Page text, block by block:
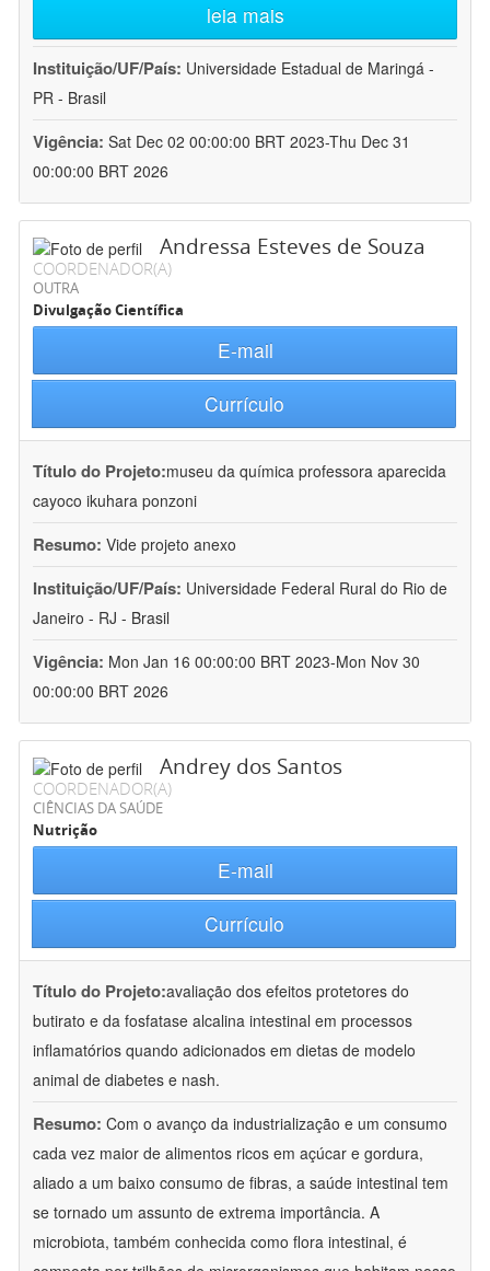
leia mais
Instituição/UF/País: Universidade Estadual de Maringá -
PR - Brasil
Vigência: Sat Dec 02 00:00:00 BRT 2023-Thu Dec 31
00:00:00 BRT 2026
Andressa Esteves de Souza
COORDENADOR(A)
OUTRA
Divulgação Científica
E-mail
Currículo
Título do Projeto:museu da química professora aparecida
cayoco ikuhara ponzoni
Resumo: Vide projeto anexo
Instituição/UF/País: Universidade Federal Rural do Rio de
Janeiro - RJ - Brasil
Vigência: Mon Jan 16 00:00:00 BRT 2023-Mon Nov 30
00:00:00 BRT 2026
Andrey dos Santos
COORDENADOR(A)
CIÊNCIAS DA SAÚDE
Nutrição
E-mail
Currículo
Título do Projeto:avaliação dos efeitos protetores do
butirato e da fosfatase alcalina intestinal em processos
inflamatórios quando adicionados em dietas de modelo
animal de diabetes e nash.
Resumo: Com o avanço da industrialização e um consumo
cada vez maior de alimentos ricos em açúcar e gordura,
aliado a um baixo consumo de fibras, a saúde intestinal tem
se tornado um assunto de extrema importância. A
microbiota, também conhecida como flora intestinal, é